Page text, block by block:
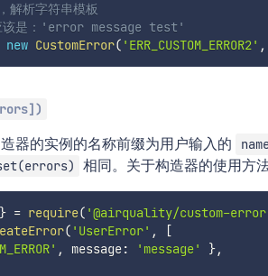
析字符串模板
该是：'error message test'
new CustomError( 'ERR_CUSTOM_ERROR2' ,
器的实例的名称前缀为用户输入的
相同。关于构造器的使用方
} = require( '@airquality/custom-
( 'UserError' ,
[
, message: 'message' },